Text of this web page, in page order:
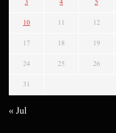
3 4 5
10 11 12
17 18 19
24 25 26
31
« Jul